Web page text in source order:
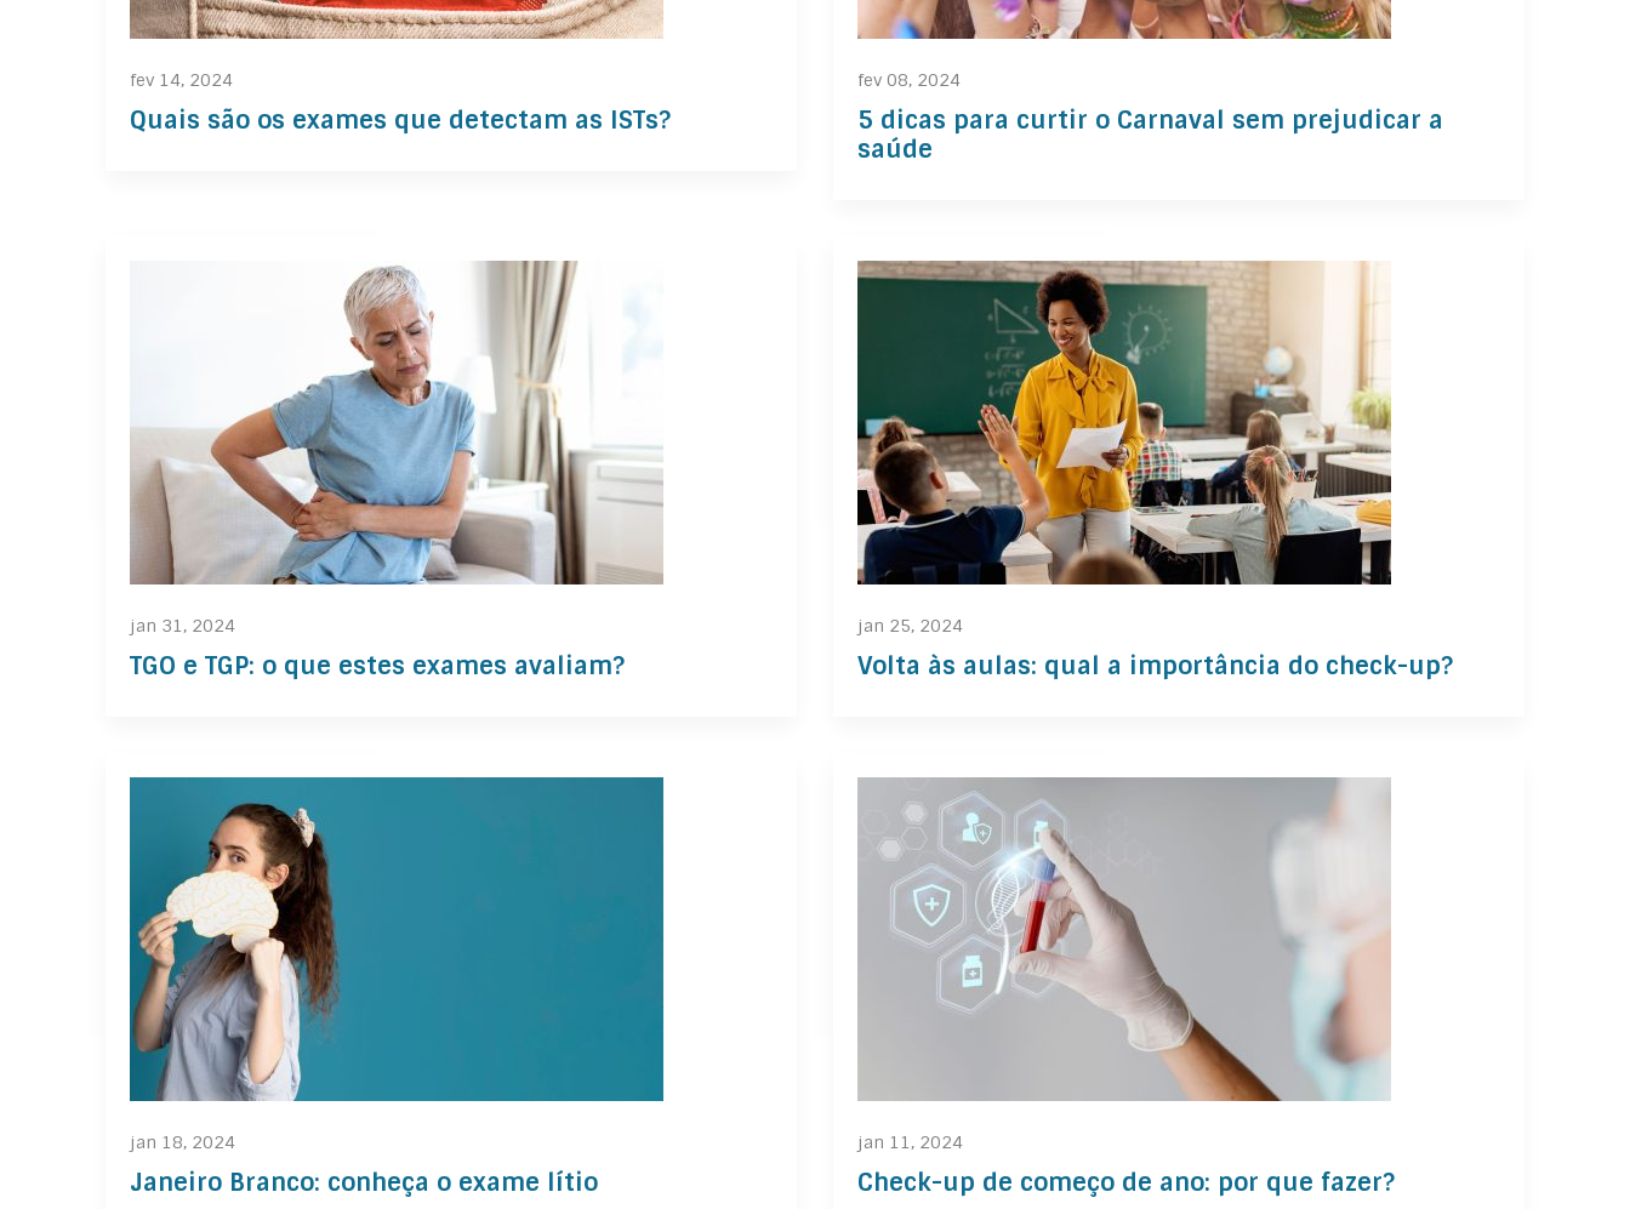
fev 14, 2024
Quais são os exames que detectam as ISTs?
fev 08, 2024
5 dicas para curtir o Carnaval sem prejudicar a
saúde
jan 31, 2024
TGO e TGP: o que estes exames avaliam?
jan 25, 2024
Volta às aulas: qual a importância do check-up?
jan 18, 2024
Janeiro Branco: conheça o exame lítio
jan 11, 2024
Check-up de começo de ano: por que fazer?